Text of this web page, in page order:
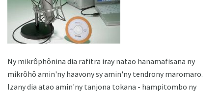
Ny mikrôphônina dia rafitra iray natao hanamafisana ny
mikrôhô amin'ny haavony sy amin'ny tendrony maromaro.
Izany dia atao amin'ny tanjona tokana - hampitombo ny